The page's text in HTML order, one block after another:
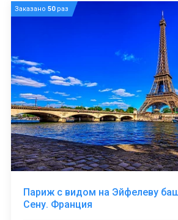
Заказано 50раз
Париж с видом на Эйфелеву
Сену. Франция